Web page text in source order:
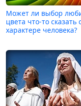
Может ли выбор
цвета что-то сказать
характере человека?